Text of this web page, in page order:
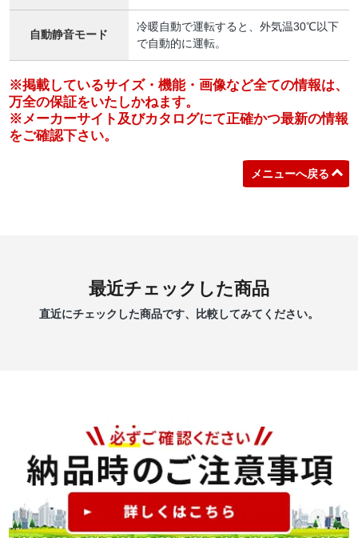
自動静音モード
冷暖自動で運転すると、外気温30℃以下
で自動的に運転。
※掲載しているサイズ・機能・画像など全ての情報は、
万全の保証をいたしかねます。
※メーカーサイト及びカタログにて正確かつ最新の情報
をご確認下さい。
メニューへ戻る
最近チェックした商品
直近にチェックした商品です、比較してみてください。